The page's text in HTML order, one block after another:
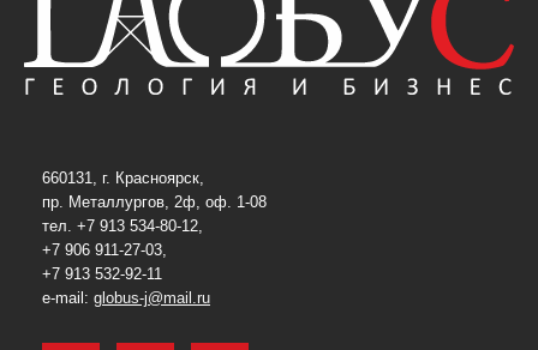
660131, г. Красноярск,
пр. Металлургов, 2ф, оф. 1-08
тел. +7 913 534-80-12,
+7 906 911-27-03,
+7 913 532-92-11
e-mail: globus-j@mail.ru